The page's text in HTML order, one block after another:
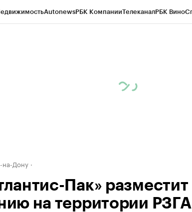
AutonewsРБК КомпанииТелеканалРБК Вино
на-Дону
Пак»
на территории